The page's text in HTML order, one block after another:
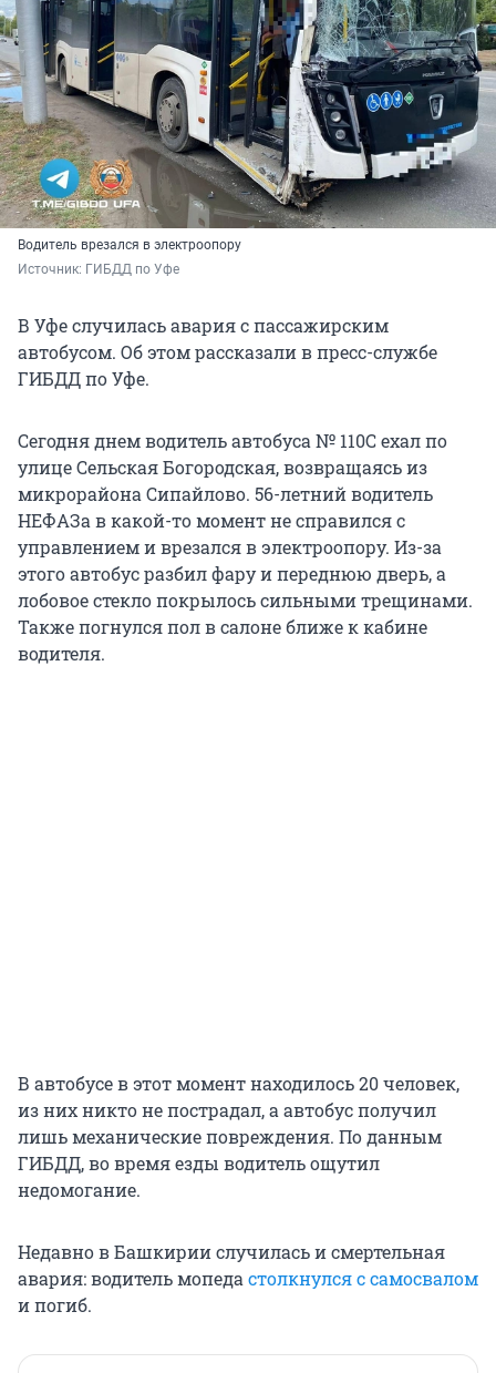
Водитель врезался в электроопору
Источник: ГИБДД по Уфе
В Уфе случилась авария с пассажирским
автобусом. Об этом рассказали в пресс-службе
ГИБДД по Уфе.
Сегодня днем водитель автобуса № 110С ехал по
улице Сельская Богородская, возвращаясь из
микрорайона Сипайлово. 56-летний водитель
НЕФАЗа в какой-то момент не справился с
управлением и врезался в электроопору. Из-за
этого автобус разбил фару и переднюю дверь, а
лобовое стекло покрылось сильными трещинами.
Также погнулся пол в салоне ближе к кабине
водителя.
В автобусе в этот момент находилось 20 человек,
из них никто не пострадал, а автобус получил
лишь механические повреждения. По данным
ГИБДД, во время езды водитель ощутил
недомогание.
Недавно в Башкирии случилась и смертельная
авария: водитель мопеда столкнулся с самосвалом
и погиб.